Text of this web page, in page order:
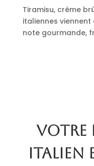
Tiramisu, crème
italiennes
note gourmande,
Votre
italien